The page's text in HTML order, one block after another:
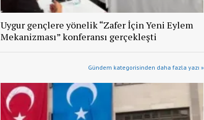
Uygur gençlere yönelik “Zafer İçin Yeni Eylem
Mekanizması” konferansı gerçekleşti
Gündem kategorisinden daha fazla yazı »